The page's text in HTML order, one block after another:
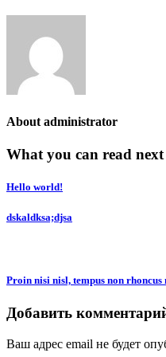
About administrator
What you can read next
Hello world!
dskaldksa;djsa
Proin nisi nisl, tempus non rhoncus
Добавить
Ваш адрес email не будет